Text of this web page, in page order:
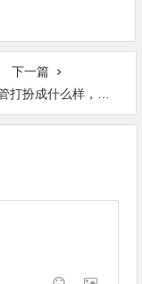
下一篇
什么样，它都可以很好看！